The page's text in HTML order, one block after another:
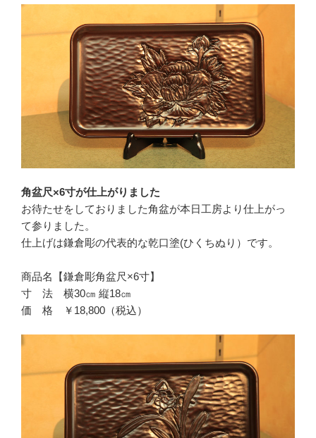
角盆尺×6寸が仕上がりました
お待たせをしておりました角盆が本日工房より仕上がっ
て参りました。
仕上げは鎌倉彫の代表的な乾口塗(ひくちぬり）です。
商品名【鎌倉彫角盆尺×6寸】
寸 法 横30㎝ 縦18㎝
価 格 ￥18,800（税込）